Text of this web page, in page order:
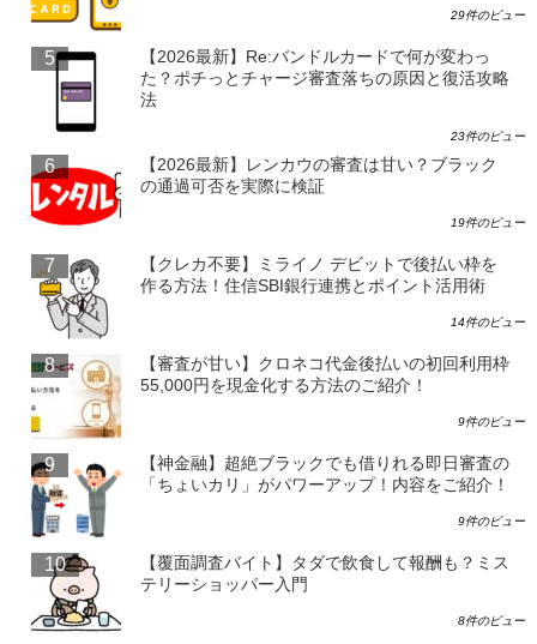
29件のビュー
【2026最新】Re:バンドルカードで何が変わっ
た？ポチっとチャージ審査落ちの原因と復活攻略
法
23件のビュー
【2026最新】レンカウの審査は甘い？ブラック
の通過可否を実際に検証
19件のビュー
【クレカ不要】ミライノ デビットで後払い枠を
作る方法！住信SBI銀行連携とポイント活用術
14件のビュー
【審査が甘い】クロネコ代金後払いの初回利用枠
55,000円を現金化する方法のご紹介！
9件のビュー
【神金融】超絶ブラックでも借りれる即日審査の
「ちょいカリ」がパワーアップ！内容をご紹介！
9件のビュー
【覆面調査バイト】タダで飲食して報酬も？ミス
テリーショッパー入門
8件のビュー